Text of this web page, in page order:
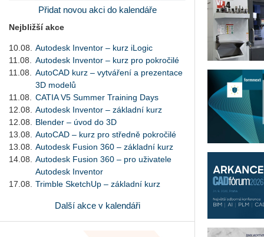
Přidat novou akci do kalendáře
Nejbližší akce
10.08.
Autodesk Inventor – kurz iLogic
11.08.
Autodesk Inventor – kurz pro pokročilé
11.08.
AutoCAD kurz – vytváření a prezentace
3D modelů
11.08.
CATIA V5 Summer Training Days
12.08.
Autodesk Inventor – základní kurz
12.08.
Blender – úvod do 3D
13.08.
AutoCAD – kurz pro středně pokročilé
13.08.
Autodesk Fusion 360 – základní kurz
14.08.
Autodesk Fusion 360 – pro uživatele
Autodesk Inventor
17.08.
Trimble SketchUp – základní kurz
Další akce v kalendáři